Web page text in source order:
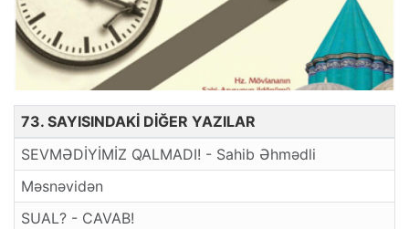
73. SAYISINDAKİ DİĞER YAZILAR
SEVMƏDİYİMİZ QALMADI! - Sahib Əhmədli
Məsnəvidən
SUAL? - CAVAB!